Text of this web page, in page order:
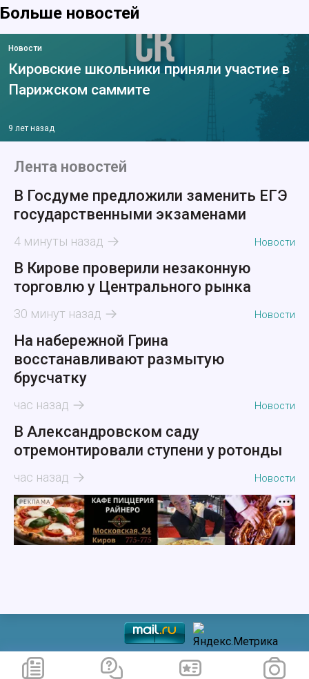
Больше новостей
Новости
Кировские школьники приняли участие в
Парижском саммите
9 лет назад
Лента новостей
В Госдуме предложили заменить ЕГЭ
государственными экзаменами
4 минуты назад Новости
В Кирове проверили незаконную
торговлю у Центрального рынка
30 минут назад Новости
На набережной Грина
восстанавливают размытую
брусчатку
час назад Новости
В Александровском саду
отремонтировали ступени у ротонды
час назад Новости
РЕКЛАМА